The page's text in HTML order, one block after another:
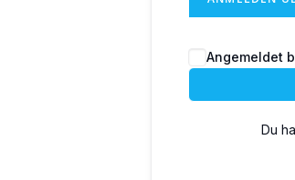
Angemeldet
Du